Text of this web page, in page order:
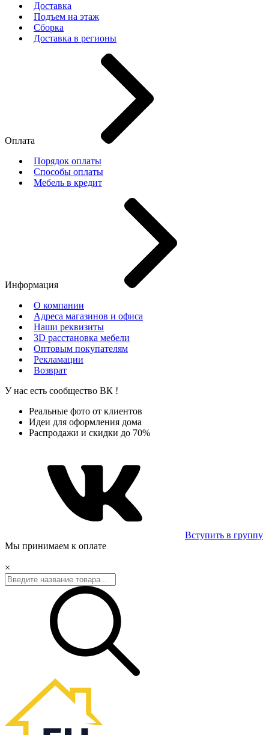
Доставка
Подъем на этаж
Сборка
Доставка в регионы
Оплата
Порядок оплаты
Способы оплаты
Мебель в кредит
Информация
О компании
Адреса магазинов и офиса
Наши реквизиты
3D расстановка мебели
Оптовым покупателям
Рекламации
Возврат
У нас есть сообщество ВК !
Реальные фото от клиентов
Идеи для оформления дома
Распродажи и скидки до 70%
Вступить в группу
Мы принимаем к оплате
×